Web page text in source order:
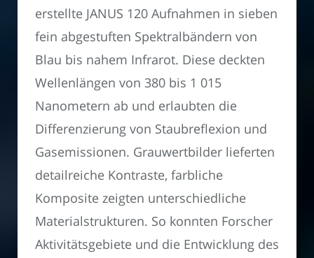
erstellte JANUS 120 Aufnahmen in sieben
fein abgestuften Spektralbändern von
Blau bis nahem Infrarot. Diese deckten
Wellenlängen von 380 bis 1 015
Nanometern ab und erlaubten die
Differenzierung von Staubreflexion und
Gasemissionen. Grauwertbilder lieferten
detailreiche Kontraste, farbliche
Komposite zeigten unterschiedliche
Materialstrukturen. So konnten Forscher
Aktivitätsgebiete und die Entwicklung des